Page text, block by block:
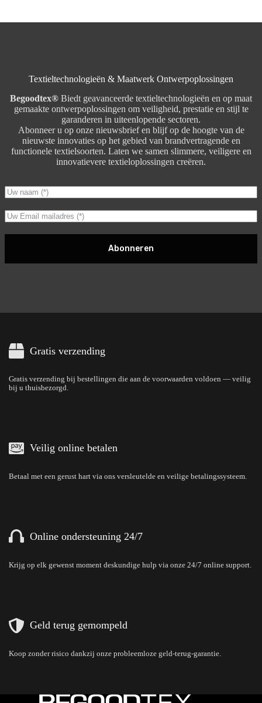
Textieltechnologieën & Maatwerk Ontwerpoplossingen
Begoodtex® Biedt geavanceerde textieltechnologieën en op maat
gemaakte ontwerpoplossingen om veiligheid, prestatie en stijl te
garanderen in uiteenlopende sectoren.
Abonneer u op onze nieuwsbrief en blijf op de hoogte van de
nieuwste innovaties op het gebied van brandvertragende en
functionele textielsoorten. Laten we samen slimmere, veiligere en
innovatievere textieloplossingen creëren.
Abonneren
Gratis verzending
Gratis verzending bij bestellingen die aan de voorwaarden voldoen — veilig
bij u thuisbezorgd.
Veilig online betalen
Betaal met een gerust hart via ons versleutelde en veilige betalingssysteem.
Online ondersteuning 24/7
Krijg op elk gewenst moment deskundige hulp via onze 24/7 online support.
Geld terug gemompeld
Koop zonder risico dankzij onze probleemloze geld-terug-garantie.